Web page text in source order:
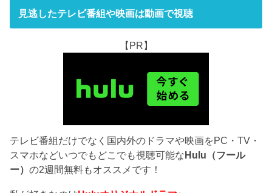
見逃したテレビ番組や映画は動画で視聴
【PR】
テレビ番組だけでなく国内外のドラマや映画をPC・TV・
スマホなどいつでもどこでも視聴可能なHulu（フール
ー）の2週間無料もオススメです！